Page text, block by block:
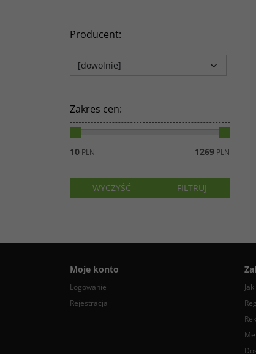
Producent:
Zakres cen:
10 PLN 1269 PLN
Moje konto
Logowanie
Rejestracja